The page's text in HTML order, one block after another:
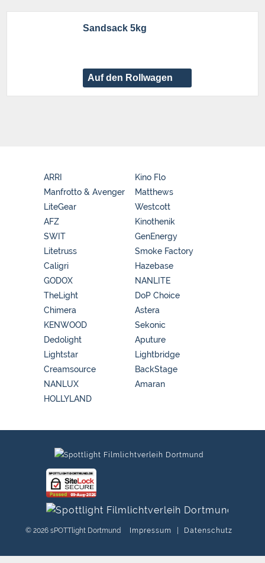
Sandsack 5kg
Auf den Rollwagen
ARRI
Manfrotto & Avenger
LiteGear
AFZ
SWIT
Litetruss
Caligri
GODOX
Kino Flo
Matthews
Westcott
Kinothenik
GenEnergy
Smoke Factory
Hazebase
NANLITE
TheLight
Chimera
KENWOOD
Dedolight
Lightstar
Creamsource
NANLUX
HOLLYLAND
DoP Choice
Astera
Sekonic
Aputure
Lightbridge
BackStage
Amaran
© 2026 sPOTTlight Dortmund Impressum Datenschutz